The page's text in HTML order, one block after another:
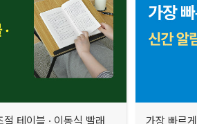
테이블 · 이동식 빨래 가장 빠르